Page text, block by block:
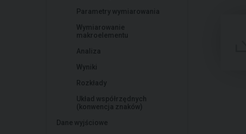
Parametry wymiarowania
Wymiarowanie
makroelementu
Analiza
Wyniki
Rozkłady
Układ współrzędnych
(konwencja znaków)
Dane wyjściowe